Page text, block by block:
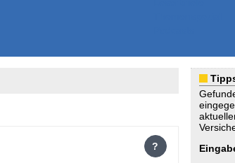
?